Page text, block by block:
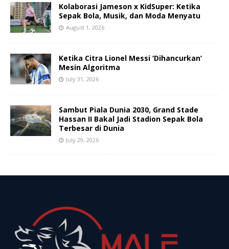
Kolaborasi Jameson x KidSuper: Ketika
Sepak Bola, Musik, dan Moda Menyatu
August 1, 2026
Ketika Citra Lionel Messi ‘Dihancurkan’
Mesin Algoritma
July 31, 2026
Sambut Piala Dunia 2030, Grand Stade
Hassan II Bakal Jadi Stadion Sepak Bola
Terbesar di Dunia
July 29, 2026